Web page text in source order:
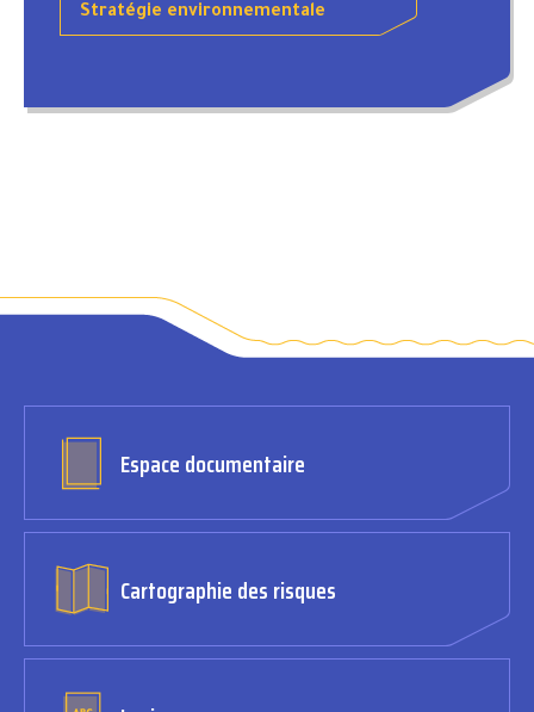
Stratégie environnementale
Espace documentaire
Cartographie des risques